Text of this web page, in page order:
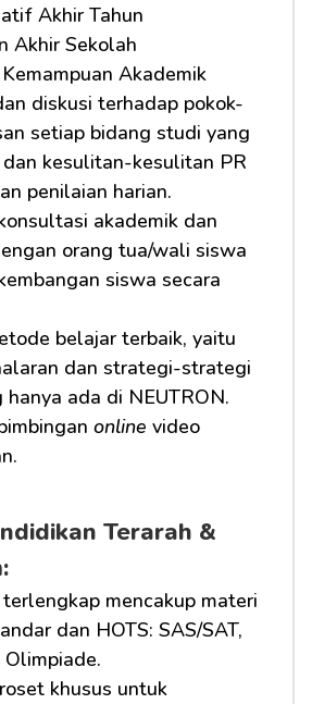
Akhir Tahun
Akhir Sekolah
Akademik
diskusi terhadap pokok-
setiap bidang studi yang
kesulitan-kesulitan PR
penilaian harian.
akademik dan
orang tua/wali siswa
siswa secara
belajar terbaik, yaitu
dan strategi-strategi
hanya ada di NEUTRON.
online video
Terarah &
mencakup materi
dan HOTS: SAS/SAT,
Olimpiade.
khusus untuk